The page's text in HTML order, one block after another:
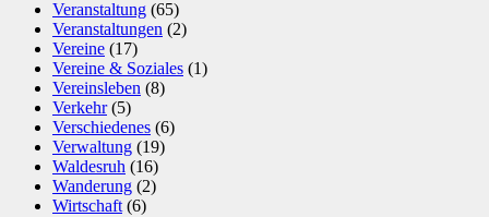
Veranstaltung (65)
Veranstaltungen (2)
Vereine (17)
Vereine & Soziales (1)
Vereinsleben (8)
Verkehr(5)
Verschiedenes (6)
Verwaltung (19)
Waldesruh (16)
Wanderung (2)
Wirtschaft (6)